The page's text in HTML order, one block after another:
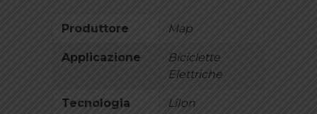
Produttore Map
Applicazione
Biciclette
Elettriche
Tecnologia LiIon